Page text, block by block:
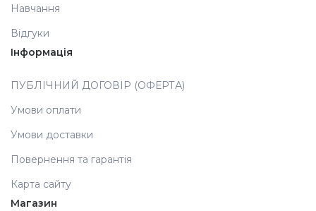
Навчання
Відгуки
Інформація
ПУБЛІЧНИЙ ДОГОВІР (ОФЕРТА)
Умови оплати
Умови доставки
Повернення та гарантія
Карта сайту
Магазин